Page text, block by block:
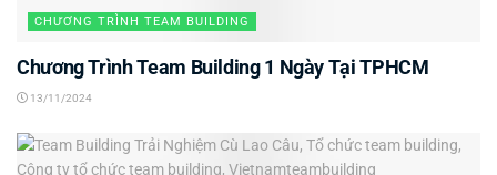
CHƯƠNG TRÌNH TEAM BUILDING
Chương Trình Team Building 1 Ngày Tại TPHCM
13/11/2024